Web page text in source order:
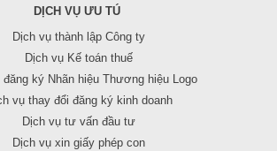
DỊCH VỤ ƯU TÚ
Dịch vụ thành lập Công ty
Dịch vụ Kế toán thuế
đăng ký Nhãn hiệu Thương hiệu Logo
vụ thay đổi đăng ký kinh doanh
Dịch vụ tư vấn đầu tư
Dịch vụ xin giấy phép con